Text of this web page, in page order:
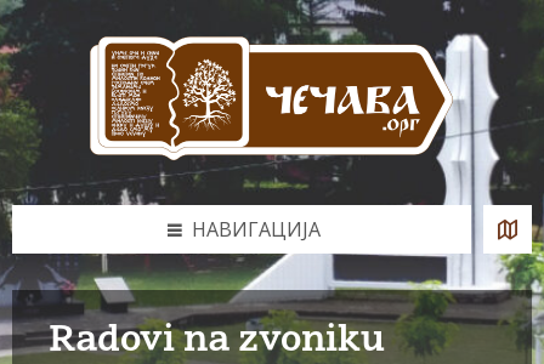
Skip
to
content
Skip
to
left
sidebar
Skip
to
footer
НАВИГАЦИЈА
Radovi na zvoniku